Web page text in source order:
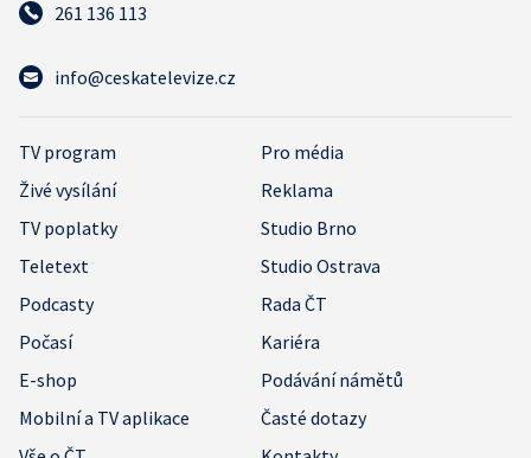
261 136 113
info@ceskatelevize.cz
TV program
Pro média
Živé vysílání
Reklama
TV poplatky
Studio Brno
Teletext
Studio Ostrava
Podcasty
Rada ČT
Počasí
Kariéra
E-shop
Podávání námětů
Mobilní a TV aplikace
Časté dotazy